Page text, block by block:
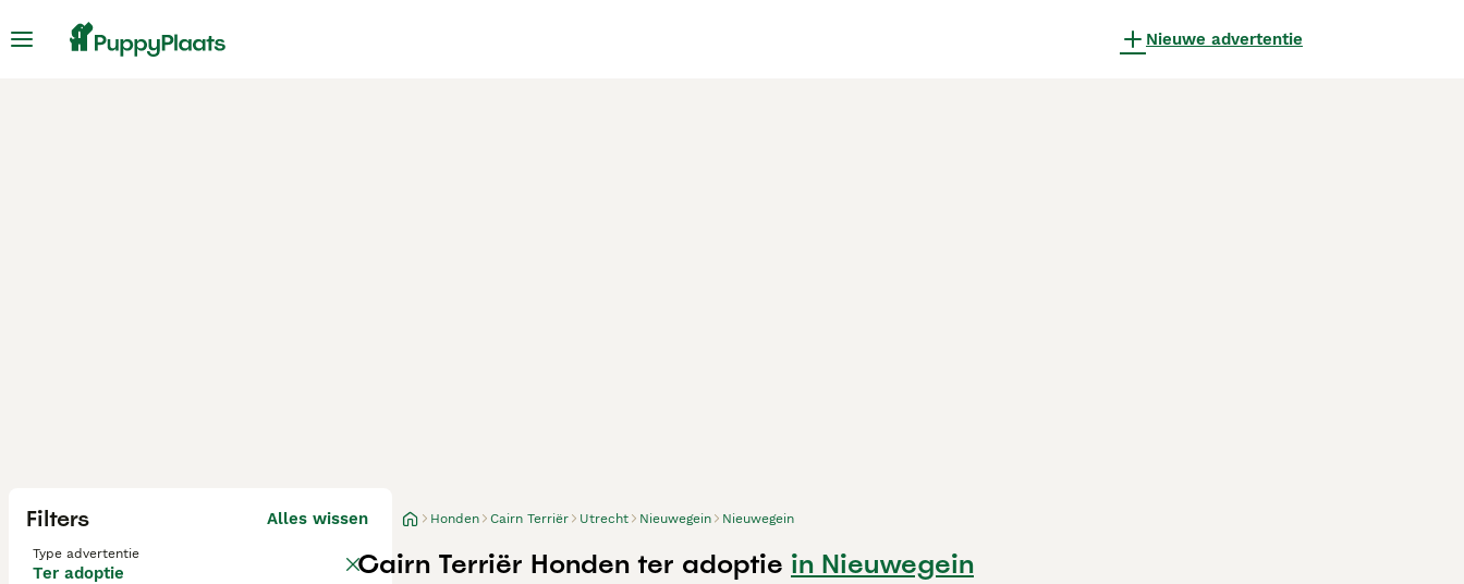
Nieuwe advertentie
Filters Alles wissen
Type advertentie
Ter adoptie
Honden Cairn Terriër Utrecht Nieuwegein Nieuwegein
Cairn Terriër Honden ter adoptie in Nieuwegein